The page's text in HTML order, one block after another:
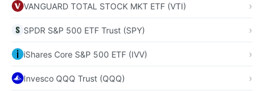
VANGUARD TOTAL STOCK MKT ETF (VTI)
SPDR S&P 500 ETF Trust (SPY)
iShares Core S&P 500 ETF (IVV)
Invesco QQQ Trust (QQQ)